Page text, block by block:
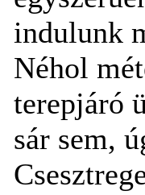
indulunk
Néhol
terepjáró
sár sem,